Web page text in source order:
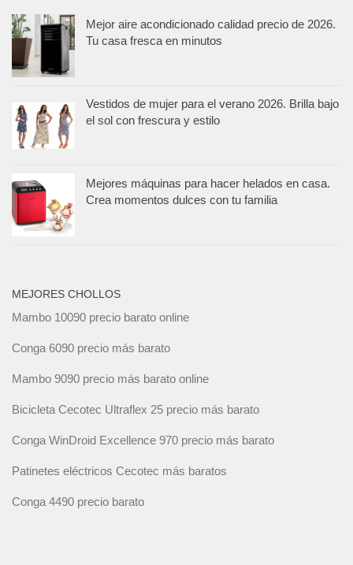
Mejor aire acondicionado calidad precio de 2026.
Tu casa fresca en minutos
Vestidos de mujer para el verano 2026. Brilla bajo
el sol con frescura y estilo
Mejores máquinas para hacer helados en casa.
Crea momentos dulces con tu familia
MEJORES CHOLLOS
Mambo 10090 precio barato online
Conga 6090 precio más barato
Mambo 9090 precio más barato online
Bicicleta Cecotec Ultraflex 25 precio más barato
Conga WinDroid Excellence 970 precio más barato
Patinetes eléctricos Cecotec más baratos
Conga 4490 precio barato